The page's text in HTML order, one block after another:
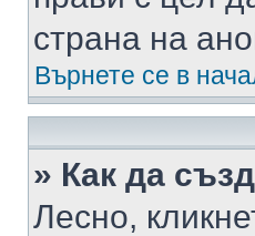
страна на
Върнете се в
» Как да
Лесно,